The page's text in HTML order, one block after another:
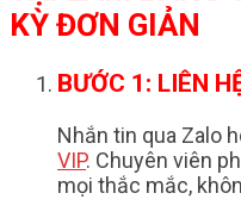
KỲ ĐƠN GIẢN
BƯỚC 1: LIÊN
Nhắn tin qua Zalo
VIP. Chuyên viên
mọi thắc mắc,